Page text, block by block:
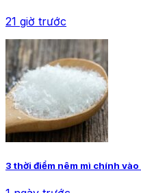
21 giờ trước
3 thời điểm nêm mì chính